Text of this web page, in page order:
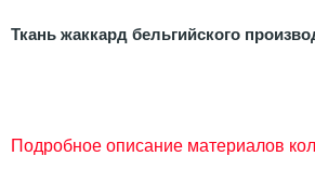
Ткань жаккард бельгийского
Подробное описание материалов